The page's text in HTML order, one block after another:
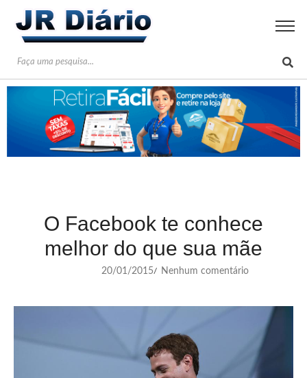
O Facebook te conhece
melhor do que sua mãe
20/01/2015/ Nenhum comentário